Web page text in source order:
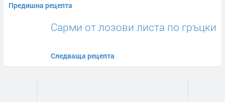
Предишна рецепта
Сaрми от лозови листа по гръцки
Следваща рецепта